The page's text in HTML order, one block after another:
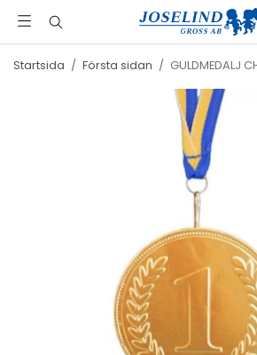
Startsida / Första sidan / GULDMEDALJ